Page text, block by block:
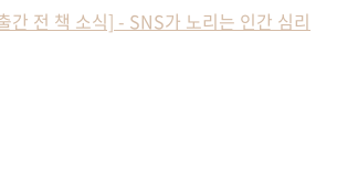
간 전 책 소식] - SNS가 노리는 인간 심리